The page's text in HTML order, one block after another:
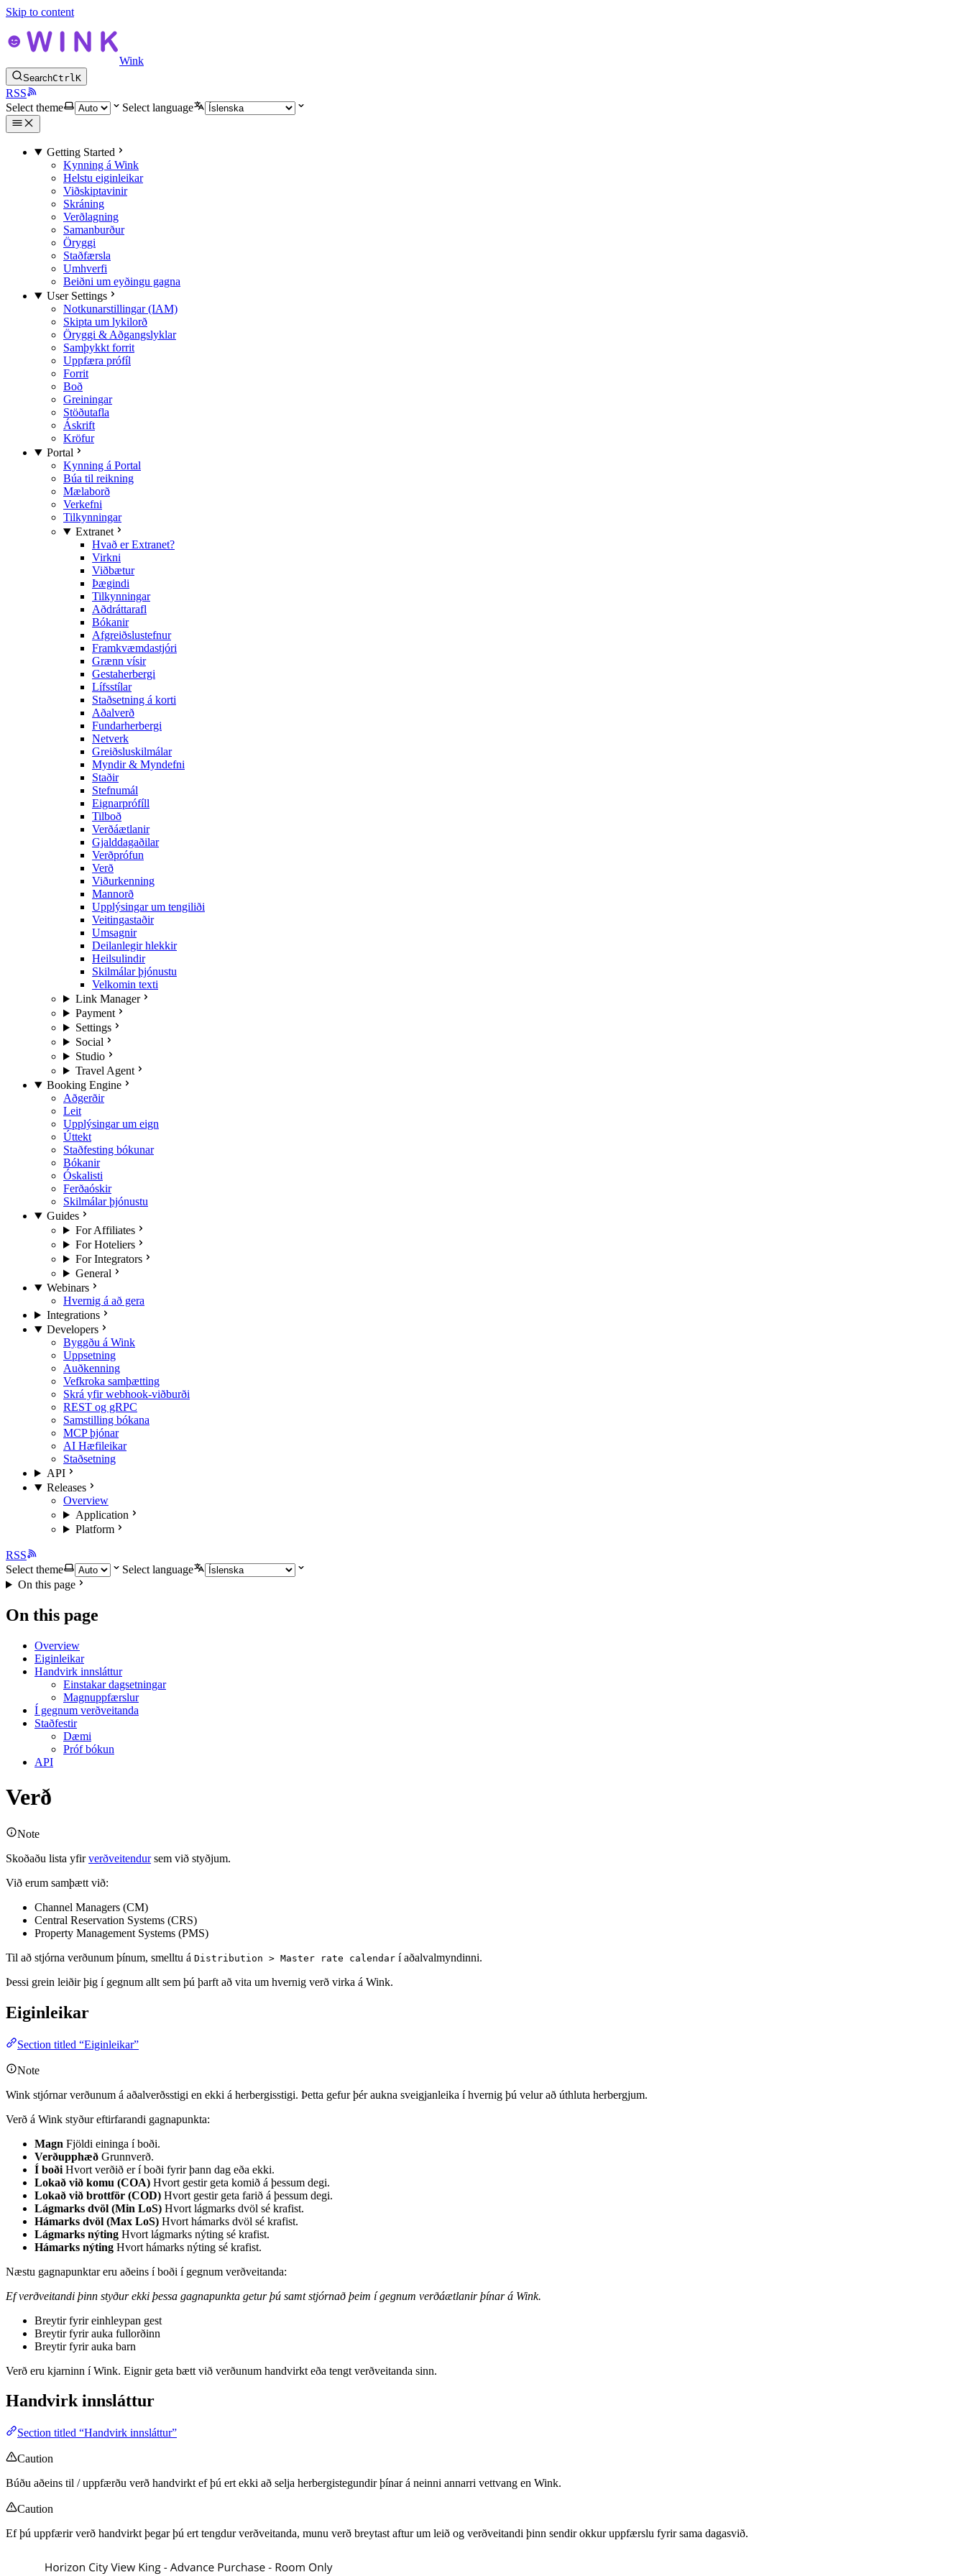
Skip to content
Wink
SearchCtrlK
RSS
Select theme
Select language
Getting Started
Kynning á Wink
Helstu eiginleikar
Viðskiptavinir
Skráning
Verðlagning
Samanburður
Öryggi
Staðfærsla
Umhverfi
Beiðni um eyðingu gagna
User Settings
Notkunarstillingar (IAM)
Skipta um lykilorð
Öryggi & Aðgangslyklar
Samþykkt forrit
Uppfæra prófíl
Forrit
Boð
Greiningar
Stöðutafla
Áskrift
Kröfur
Portal
Kynning á Portal
Búa til reikning
Mælaborð
Verkefni
Tilkynningar
Extranet
Hvað er Extranet?
Virkni
Viðbætur
Þægindi
Tilkynningar
Aðdráttarafl
Bókanir
Afgreiðslustefnur
Framkvæmdastjóri
Grænn vísir
Gestaherbergi
Lífsstílar
Staðsetning á korti
Aðalverð
Fundarherbergi
Netverk
Greiðsluskilmálar
Myndir & Myndefni
Staðir
Stefnumál
Eignarprófíll
Tilboð
Verðáætlanir
Gjalddagaðilar
Verðprófun
Verð
Viðurkenning
Mannorð
Upplýsingar um tengiliði
Veitingastaðir
Umsagnir
Deilanlegir hlekkir
Heilsulindir
Skilmálar þjónustu
Velkomin texti
Link Manager
Payment
Settings
Social
Studio
Travel Agent
Booking Engine
Aðgerðir
Leit
Upplýsingar um eign
Úttekt
Staðfesting bókunar
Bókanir
Óskalisti
Ferðaóskir
Skilmálar þjónustu
Guides
For Affiliates
For Hoteliers
For Integrators
General
Webinars
Hvernig á að gera
Integrations
Developers
Byggðu á Wink
Uppsetning
Auðkenning
Vefkroka samþætting
Skrá yfir webhook-viðburði
REST og gRPC
Samstilling bókana
MCP þjónar
AI Hæfileikar
Staðsetning
API
Releases
Overview
Application
Platform
RSS
Select theme
Select language
On this page
On this page
Overview
Eiginleikar
Handvirk innsláttur
Einstakar dagsetningar
Magnuppfærslur
Í gegnum verðveitanda
Staðfestir
Dæmi
Próf bókun
API
Verð
Note
Skoðaðu lista yfirverðveitendursem við styðjum.
Við erum samþætt við:
Channel Managers (CM)
Central Reservation Systems (CRS)
Property Management Systems (PMS)
Til að stjórna verðunum þínum, smelltu á Distribution > Master rate calendar í aðalvalmyndinni.
Þessi grein leiðir þig í gegnum allt sem þú þarft að vita um hvernig verð virka á Wink.
Eiginleikar
Section titled “Eiginleikar”
Note
Wink stjórnar verðunum á aðalverðsstigi en ekki á herbergisstigi. Þetta gefur þér aukna sveigjanleika í hvernig þú velur að úthluta herbergjum.
Verð á Wink styður eftirfarandi gagnapunkta:
Magn Fjöldi eininga í boði.
Verðupphæð Grunnverð.
Í boði Hvort verðið er í boði fyrir þann dag eða ekki.
Lokað við komu (COA) Hvort gestir geta komið á þessum degi.
Lokað við brottför (COD) Hvort gestir geta farið á þessum degi.
Lágmarks dvöl (Min LoS) Hvort lágmarks dvöl sé krafist.
Hámarks dvöl (Max LoS) Hvort hámarks dvöl sé krafist.
Lágmarks nýting Hvort lágmarks nýting sé krafist.
Hámarks nýting Hvort hámarks nýting sé krafist.
Næstu gagnapunktar eru aðeins í boði í gegnum verðveitanda:
Ef verðveitandi þinn styður ekki þessa gagnapunkta getur þú samt stjórnað þeim í gegnum verðáætlanir þínar á Wink.
Breytir fyrir einhleypan gest
Breytir fyrir auka fullorðinn
Breytir fyrir auka barn
Verð eru kjarninn í Wink. Eignir geta bætt við verðunum handvirkt eða tengt verðveitanda sinn.
Handvirk innsláttur
Section titled “Handvirk innsláttur”
Caution
Búðu aðeins til / uppfærðu verð handvirkt ef þú ert ekki að selja herbergistegundir þínar á neinni annarri vettvang en Wink.
Caution
Ef þú uppfærir verð handvirkt þegar þú ert tengdur verðveitanda, munu verð breytast aftur um leið og verðveitandi þinn sendir okkur uppfærslu fyrir sama dagasvið.